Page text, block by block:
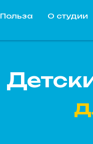
Польза О студии